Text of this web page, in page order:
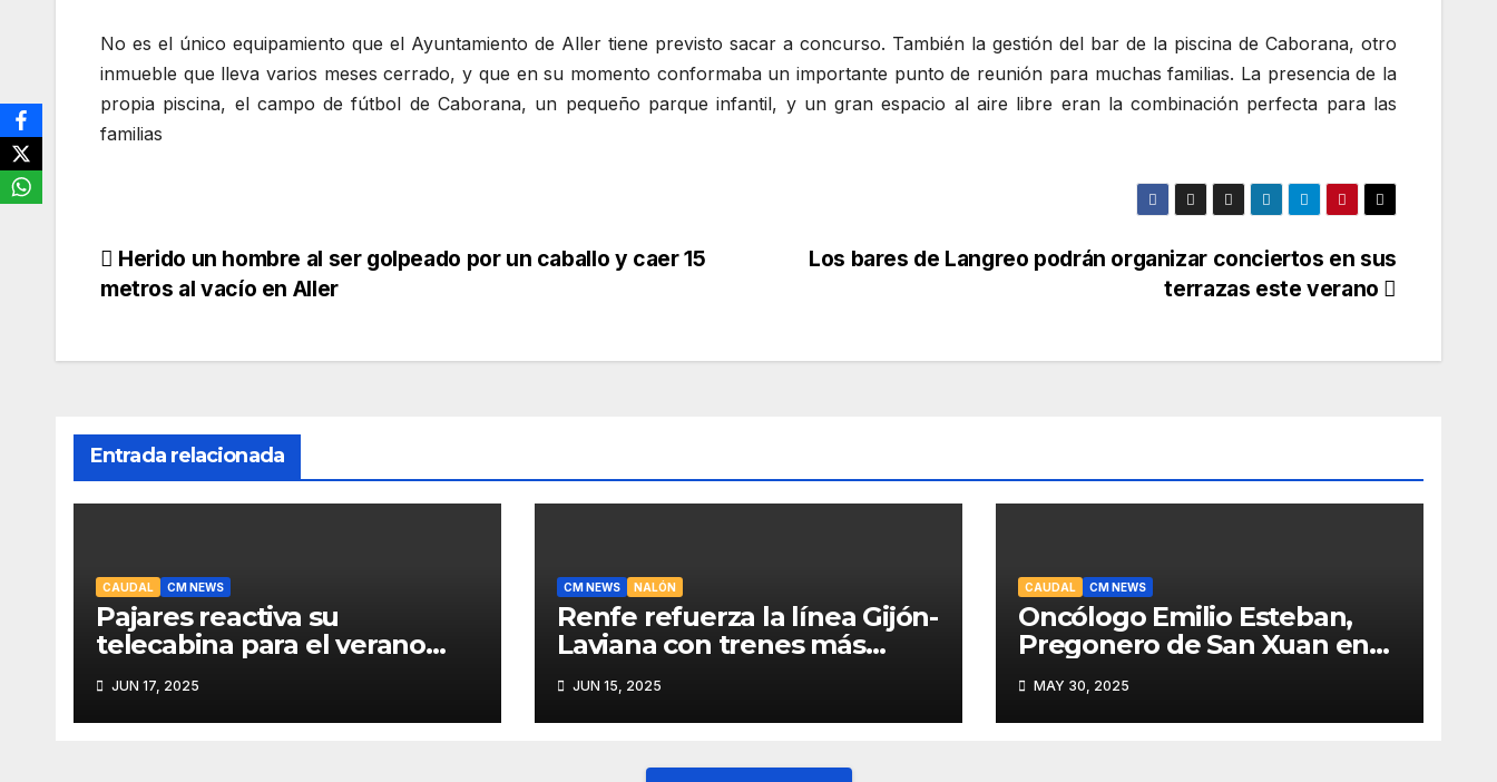
No es el único equipamiento que el Ayuntamiento de Aller tiene previsto sacar a concurso. También la gestión del bar de la piscina de Caborana, otro
inmueble que lleva varios meses cerrado, y que en su momento conformaba un importante punto de reunión para muchas familias. La presencia de la
propia piscina, el campo de fútbol de Caborana, un pequeño parque infantil, y un gran espacio al aire libre eran la combinación perfecta para las
familias
Navegación
entradas
Los bares de Langreo podrán organizar conciertos en sus
terrazas este verano
Herido un hombre al ser golpeado por un caballo y caer 15
metros al vacío en Aller
Entrada relacionada
CAUDAL CM NEWS
Pajares reactiva su
telecabina para el verano
con un amplio programa de
actividades
JUN 17, 2025
CM NEWS NALÓN
Renfe refuerza la línea Gijón-
Laviana con trenes más
fiables y mejor servicio para
recuperar viajeros
JUN 15, 2025
CAUDAL CM NEWS
Oncólogo Emilio Esteban,
Pregonero de San Xuan en
Mieres: Un Honor para Turón
y el HUCA
MAY 30, 2025